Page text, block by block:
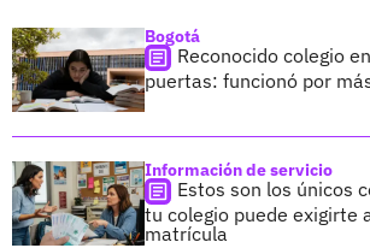
Bogotá
Reconocido colegio
puertas: funcionó por
Información de servicio
Estos son los únicos
tu colegio puede exigirte
matrícula